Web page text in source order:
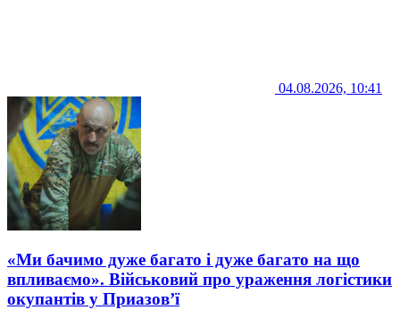
04.08.2026, 10:41
«Ми бачимо дуже багато і дуже багато на що
впливаємо». Військовий про ураження логістики
окупантів у Приазов’ї